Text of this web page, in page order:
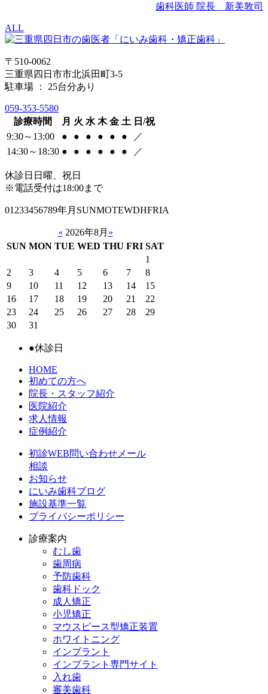
歯科医師 院長 新美敦司
ALL
〒510-0062
三重県四日市市北浜田町3-5
駐車場 ： 25台分あり
059-353-5580
診療時間
月 火 水 木 金 土 日/祝
9:30～13:00
● ● ● ● ● ●
／
14:30～18:30 ● ● ● ● ● ● ／
休診日 日曜、祝日
※電話受付は18:00まで
01233456789年月SUNMOTEWDHFRIA
« 2026年8月 »
SUN MON TUE WED THU FRI SAT
1
2
3 4 5 6 7
8
9
10 11 12 13 14
15
16
17 18 19 20 21
22
23
24 25 26 27 28
29
30
31
●休診日
HOME
初めての方へ
院長・スタッフ紹介
医院紹介
求人情報
症例紹介
初診WEB問い合わせメール
相談
お知らせ
にいみ歯科ブログ
施設基準一覧
プライバシーポリシー
診療案内
むし歯
歯周病
予防歯科
歯科ドック
成人矯正
小児矯正
マウスピース型矯正装置
ホワイトニング
インプラント
インプラント専門サイト
入れ歯
審美歯科